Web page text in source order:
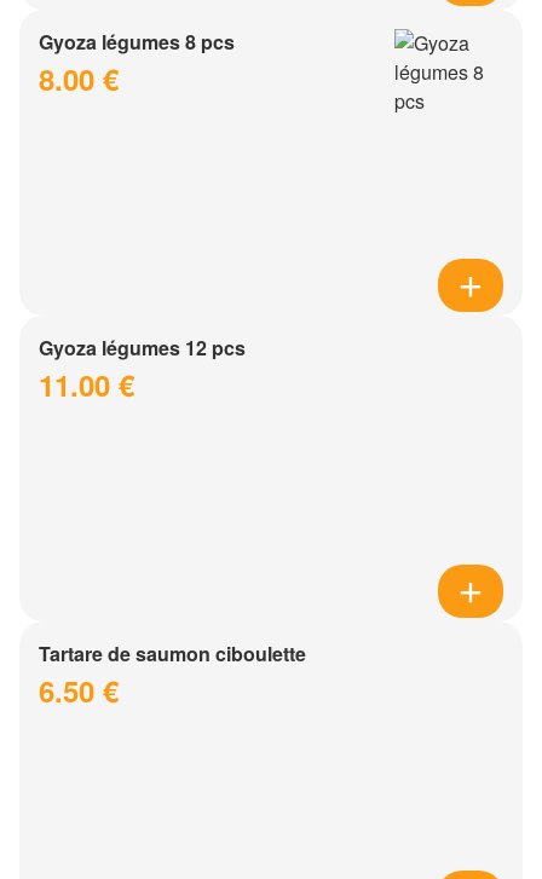
Gyoza légumes 8 pcs
8.00 €
Gyoza légumes 12 pcs
11.00 €
Tartare de saumon ciboulette
6.50 €